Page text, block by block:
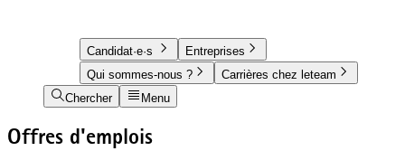
Candidat·e·s
Entreprises
Qui sommes-nous ?
Carrières chez leteam
Chercher
Menu
Offres d'emplois